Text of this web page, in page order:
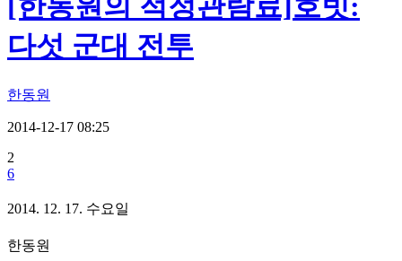
[한동원의 적정관람료]호빗:
다섯 군대 전투
한동원
2014-12-17 08:25
2
6
2014. 12. 17. 수요일
한동원